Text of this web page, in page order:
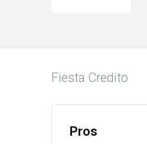
Fiesta Credito
Pros